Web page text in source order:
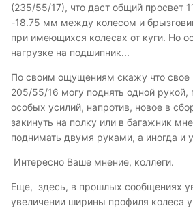
(235/55/17), что даст общий просвет
-18.75 мм между колесом и
при имеющихся колесах от куги. Но
нагрузке на подшипник...
По своим ощущениям скажу что свое
205/55/16 могу поднять одной рукой,
особых усилий, напротив, новое в
закинуть на полку или в багажник
поднимать двумя руками, а иногда и
Интересно Ваше мнение, коллеги.
Еще, здесь, в прошлых сообщениях
увеличении ширины профиля колеса